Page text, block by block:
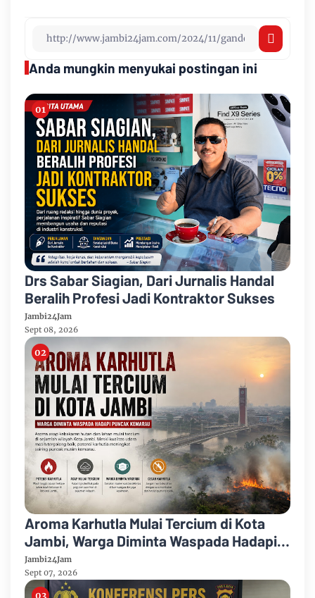
Anda mungkin menyukai postingan ini
Drs Sabar Siagian, Dari Jurnalis Handal
Beralih Profesi Jadi Kontraktor Sukses
Jambi24Jam
Sept 08, 2026
Aroma Karhutla Mulai Tercium di Kota
Jambi, Warga Diminta Waspada Hadapi
Puncak Kemarau
Jambi24Jam
Sept 07, 2026